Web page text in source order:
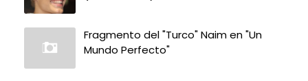
Fragmento del "Turco" Naim en "Un
Mundo Perfecto"